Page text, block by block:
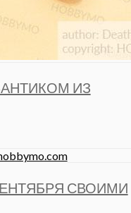
ИЗ
СВОИМИ